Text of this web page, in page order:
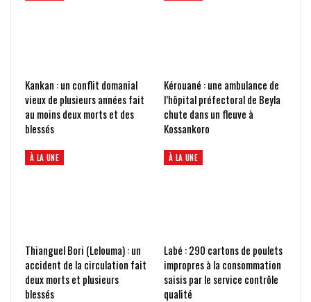
Kankan : un conflit domanial
vieux de plusieurs années fait
au moins deux morts et des
blessés
Kérouané : une ambulance de
l’hôpital préfectoral de Beyla
chute dans un fleuve à
Kossankoro
À LA UNE
Thianguel Bori (Lelouma) : un
accident de la circulation fait
deux morts et plusieurs
blessés
À LA UNE
Labé : 290 cartons de poulets
impropres à la consommation
saisis par le service contrôle
qualité